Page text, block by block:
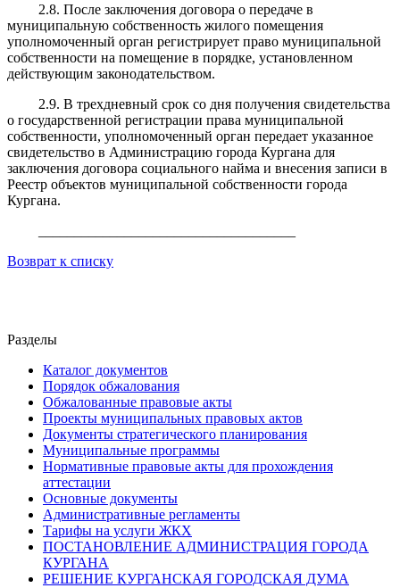
2.8. После заключения договора о передаче в
муниципальную собственность жилого помещения
уполномоченный орган регистрирует право муниципальной
собственности на помещение в порядке, установленном
действующим законодательством.
2.9. В трехдневный срок со дня получения свидетельства
о государственной регистрации права муниципальной
собственности, уполномоченный орган передает указанное
свидетельство в Администрацию города Кургана для
заключения договора социального найма и внесения записи в
Реестр объектов муниципальной собственности города
Кургана.
Возврат к списку
Разделы
Каталог документов
Порядок обжалования
Обжалованные правовые акты
Проекты муниципальных правовых актов
Документы стратегического планирования
Муниципальные программы
Нормативные правовые акты для прохождения
аттестации
Основные документы
Административные регламенты
Тарифы на услуги ЖКХ
ПОСТАНОВЛЕНИЕ АДМИНИСТРАЦИЯ ГОРОДА
КУРГАНА
РЕШЕНИЕ КУРГАНСКАЯ ГОРОДСКАЯ ДУМА